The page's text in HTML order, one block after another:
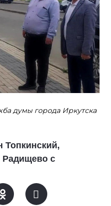
думы города Иркутска
Топкинский,
Радищево с